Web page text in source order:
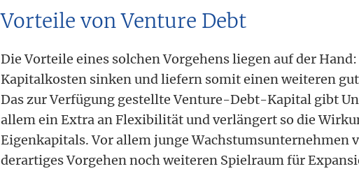
Vorteile von Venture Debt
Die Vorteile eines solchen Vorgehens liegen auf der
Kapitalkosten sinken und liefern somit einen weiteren
Das zur Verfügung gestellte Venture-Debt-Kapital gibt
allem ein Extra an Flexibilität und verlängert so die
Eigenkapitals. Vor allem junge Wachstumsunternehmen
derartiges Vorgehen noch weiteren Spielraum für